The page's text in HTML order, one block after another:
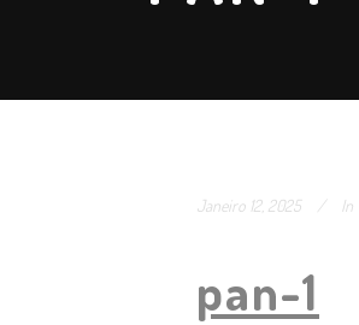
Janeiro 12, 2025 In
pan-1